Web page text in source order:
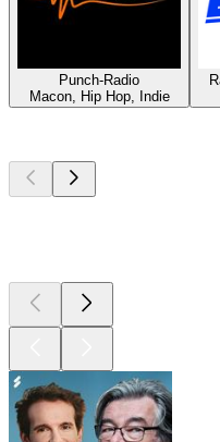
Punch-Radio
Macon, Hip Hop, Indie